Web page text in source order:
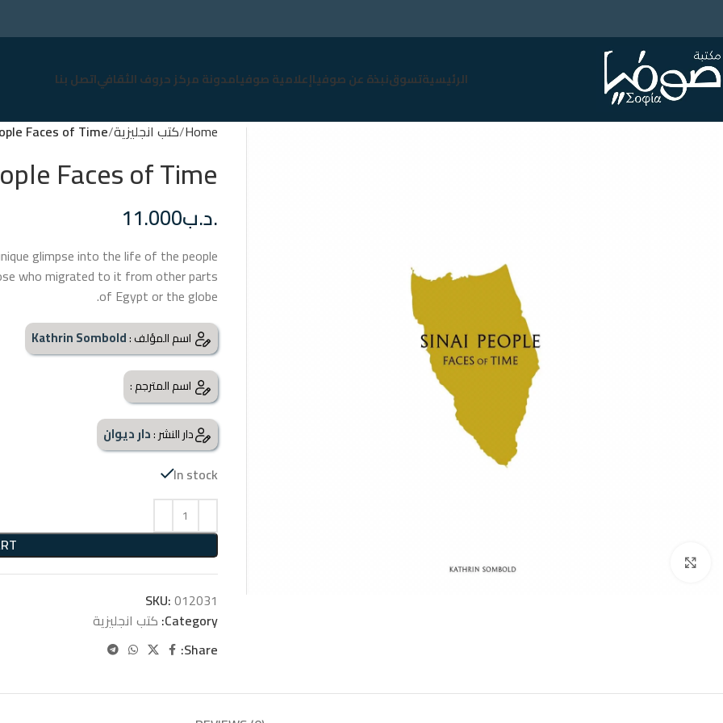
الرئيسيةتسوقنبذة عن صوفياإعلامية صوفيامدونة مركز حروف الثقافياتصل بنا
Home كتب انجليزية Faces of Time
Faces of Time
.د.ب11.000
glimpse into the life of the people
who migrated to it from other parts
of Egypt or the globe.
اسم المؤلف :Kathrin Sombold
اسم المترجم :
دار النشر :دار ديوان
In stock
SKU:012031
Category: كتب انجليزية
Share: